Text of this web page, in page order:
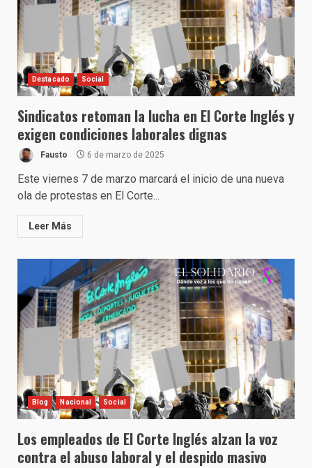
Destacado Social
Sindicatos retoman la lucha en El Corte Inglés y
exigen condiciones laborales dignas
Fausto 6 de marzo de 2025
Este viernes 7 de marzo marcará el inicio de una nueva
ola de protestas en El Corte...
Leer Más
Blog Nacional Social
Los empleados de El Corte Inglés alzan la voz
contra el abuso laboral y el despido masivo